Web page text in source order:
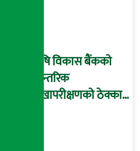
कृषि विकास बैंकको
आन्तरिक
लेखापरीक्षणको ठेक्का